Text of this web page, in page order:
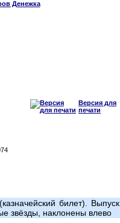
Версия для
печати
билет). Выпуск
звёзды, наклонены влево